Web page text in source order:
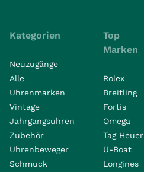
Kategorien
Neuzugänge
Alle
Uhrenmarken
Vintage
Jahrgangsuhren
Zubehör
Uhrenbeweger
Schmuck
Top
Marken
Rolex
Breitling
Fortis
Omega
Tag Heuer
U-Boat
Longines